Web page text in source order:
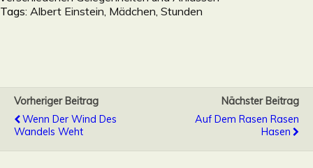
Tags: Albert Einstein Mädchen Stunden
Vorheriger Beitrag
Wenn Der Wind Des
Wandels Weht
Nächster Beitrag
Auf Dem Rasen Rasen
Hasen